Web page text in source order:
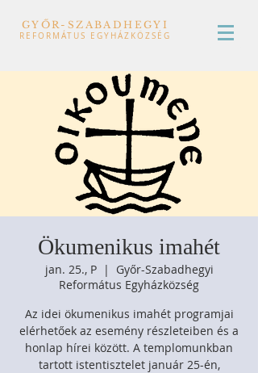
GYŐR-SZABADHEGYI
REFORMÁTUS EGYHÁZKÖZSÉG
Ökumenikus imahét
jan. 25., P
  |
Győr-Szabadhegyi
Református Egyházközség
Az idei ökumenikus imahét programjai
elérhetőek az esemény részleteiben és a
honlap hírei között. A templomunkban
tartott istentisztelet január 25-én,